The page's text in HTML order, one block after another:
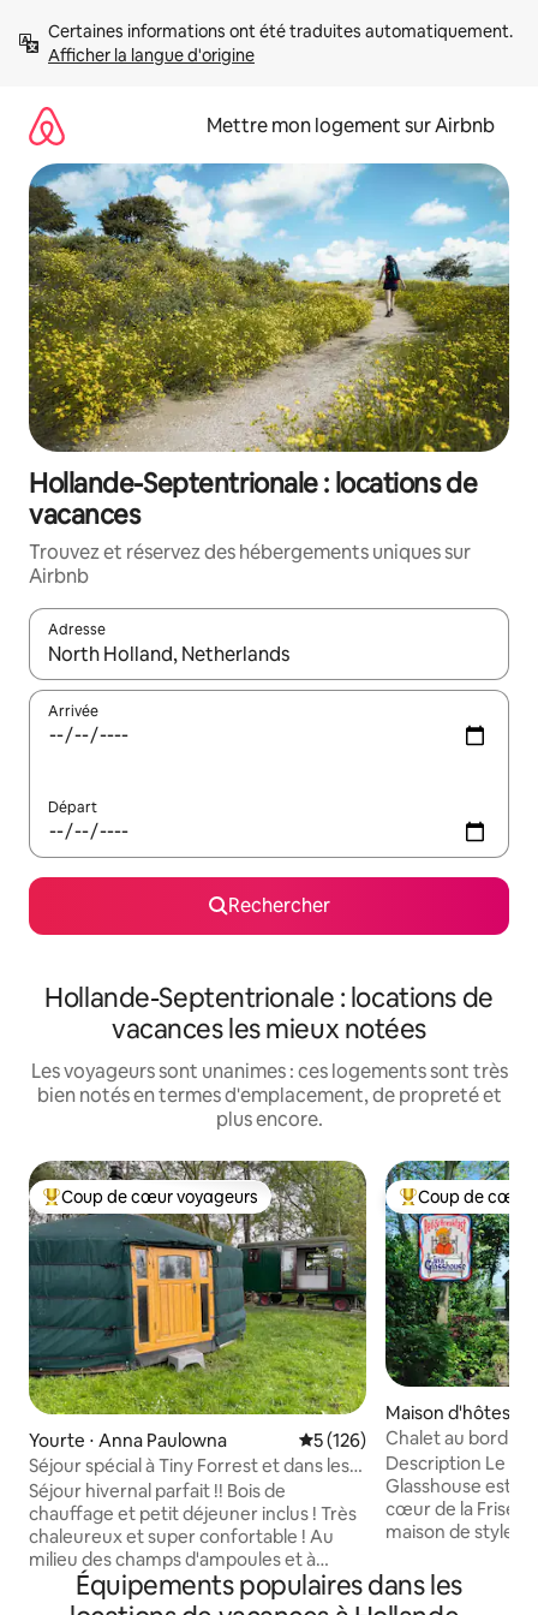
directement
Afficher la langue d'origine
Mettre mon logement sur Airbnb
Hollande-Septentrionale : locations de
vacances
Trouvez et réservez des hébergements uniques sur
Airbnb
Adresse
Lorsque les résultats s'affichent, utilisez les flèches vers le
Arrivée
Départ
Rechercher
Hollande-Septentrionale : locations de
vacances les mieux notées
Les voyageurs sont unanimes : ces logements sont très
bien notés en termes d'emplacement, de propreté et
plus encore.
Coups de cœur voyageurs les plus appréciés
Coup de cœur voyageurs
Yourte ⋅ Anna Paulowna Évaluation moyenne sur la
5 (126)
Séjour spécial à Tiny Forrest et dans les
champs de bulbes
Séjour hivernal parfait !! Bois de
chauffage et petit déjeuner inclus ! Très
chaleureux et super confortable ! Au
milieu des champs d'ampoules et à
seulement 15 minutes en voiture de la
plage se trouve cette propriété unique
Coups de cœur
Coup de cœur
Maison d'hôtes ⋅
Chalet au bord
moteur
Description Le
Glasshouse est
cœur de la Frise
maison de style
profond au bord
tant que B&B
Équipements populaires dans les